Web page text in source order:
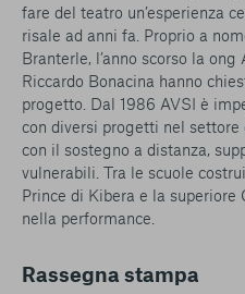
fare del teatro un’esperienza
risale ad anni fa. Proprio a
Branterle, l’anno scorso la
Riccardo Bonacina hanno
progetto. Dal 1986 AVSI è
con diversi progetti nel settore
con il sostegno a distanza,
vulnerabili. Tra le scuole
Prince di Kibera e la superiore
nella performance.
Rassegna stampa